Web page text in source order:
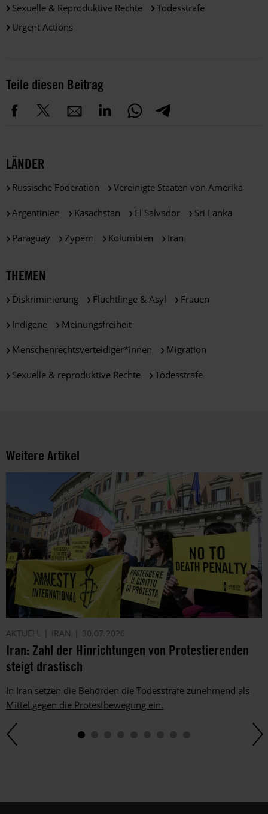
Sexuelle & Reproduktive Rechte
Todesstrafe
Urgent Actions
Teile diesen Beitrag
LÄNDER
Russische Föderation Vereinigte Staaten von Amerika
Argentinien Kasachstan El Salvador Sri Lanka
Paraguay Zypern Kolumbien Iran
THEMEN
Diskriminierung Flüchtlinge & Asyl Frauen
Indigene Meinungsfreiheit
Menschenrechtsverteidiger*innen Migration
Sexuelle & reproduktive Rechte Todesstrafe
Weitere Artikel
AKTUELL IRAN 30.07.2026
Iran: Zahl der Hinrichtungen von Protestierenden
steigt drastisch
In Iran setzen die Behörden die Todesstrafe zunehmend als
Mittel gegen die Protestbewegung ein.